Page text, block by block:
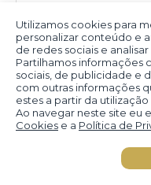
Utilizamos cookies para
personalizar conteúdo e
de redes sociais e
Partilhamos informações
sociais, de publicidade e
com outras informações
estes a partir da
Ao navegar neste site eu
Cookies e a Política de